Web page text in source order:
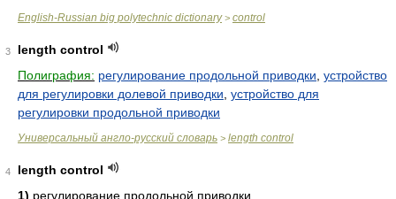
English-Russian big polytechnic dictionary> control
3
length control
Полиграфия: регулирование продольной приводки устройство
для регулировки долевой приводки устройство для
регулировки продольной приводки
Универсальный англо-русский словарь > length control
4
length control
1) регулирование продольной приводки